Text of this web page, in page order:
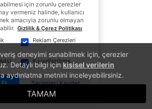
deneyimi sunabilmek için, çerezler
Detaylı bilgi içinkişisel verilerin
aydınlatma metnini inceleyebilirsiniz.
TAMAM
için zorunlu çerezler
vermeniz halinde, kullanıcı
amacıyla zorunlu olmayan
Gizlilik & Çerez Politikası
Reklam Çerezleri
Kişiselleştirme
Et Seçimleri Kaydet